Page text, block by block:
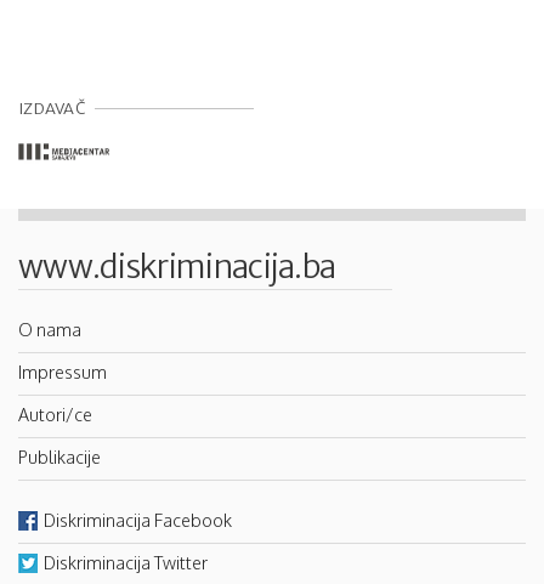
IZDAVAČ
www.diskriminacija.ba
O nama
Impressum
Autori/ce
Publikacije
Diskriminacija Facebook
Diskriminacija Twitter